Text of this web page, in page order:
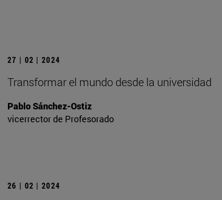
27 | 02 | 2024
Transformar el mundo desde la universidad
Pablo Sánchez-Ostiz
vicerrector de Profesorado
26 | 02 | 2024